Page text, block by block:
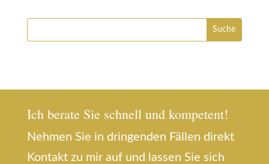
Ich berate Sie schnell und kompetent!
Nehmen Sie in dringenden Fällen direkt
Kontakt zu mir auf und lassen Sie sich